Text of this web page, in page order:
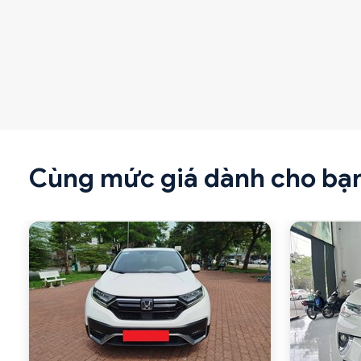
Cùng mức giá dành cho